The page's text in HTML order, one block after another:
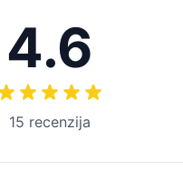
4.6
15 recenzija